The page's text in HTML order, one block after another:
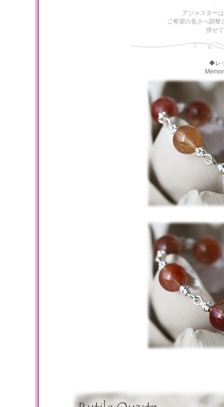
アジャスター
ご希望の長さへ調整
併せ
◆レ